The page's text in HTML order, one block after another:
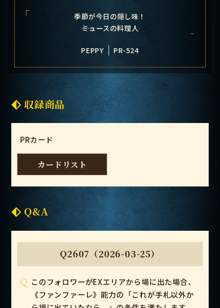
季節が今日の隠し味！
――ミュースの料理人
PEPPY PR-524
収録商品
PRカード
カードリスト
Q&A
Q2607（2026-03-25）
Q このフォロワーがEXエリアから場に出た場合、
《ファンファーレ》能力の「これが手札以外か